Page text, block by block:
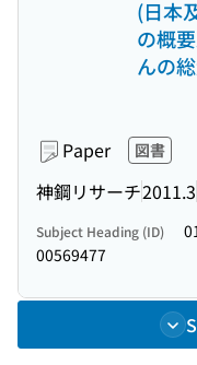
(日本
の概
んの
Paper 図書
神鋼リサーチ2011.3
Subject Heading (ID)
00569477